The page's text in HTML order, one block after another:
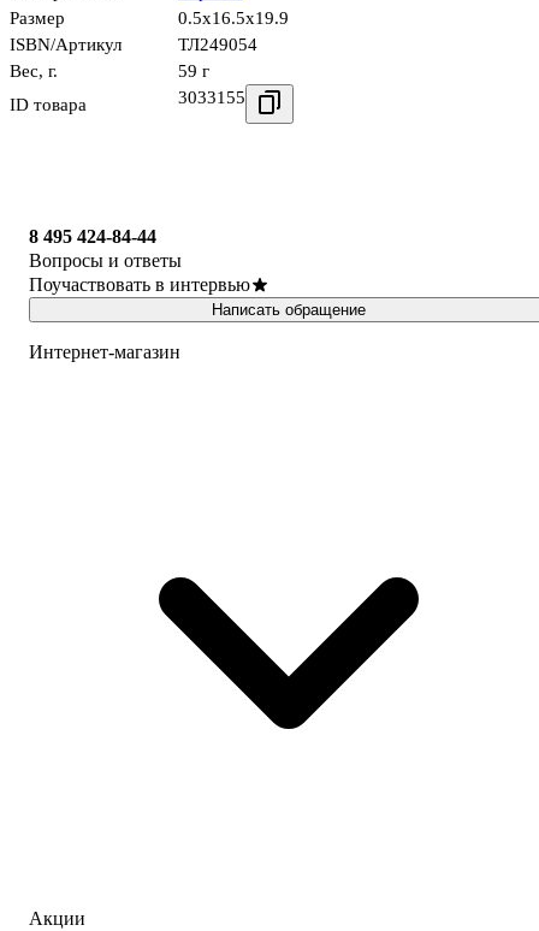
Размер
0.5x16.5x19.9
ISBN/Артикул
ТЛ249054
Вес, г.
59 г
ID товара
3033155
8 495 424-84-44
Вопросы и ответы
Поучаствовать в интервью
Написать обращение
Интернет-магазин
Акции